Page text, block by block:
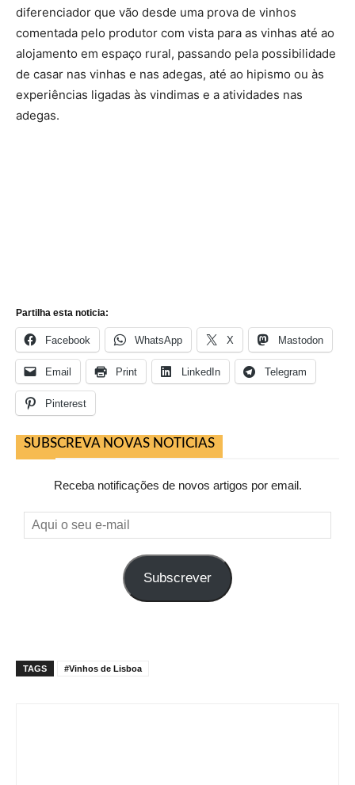
diferenciador que vão desde uma prova de vinhos
comentada pelo produtor com vista para as vinhas até ao
alojamento em espaço rural, passando pela possibilidade
de casar nas vinhas e nas adegas, até ao hipismo ou às
experiências ligadas às vindimas e a atividades nas
adegas.
Partilha esta noticia:
Facebook WhatsApp X Mastodon
Email Print LinkedIn Telegram
Pinterest
SUBSCREVA NOVAS NOTICIAS
Receba notificações de novos artigos por email.
Aqui
o
Subscrever
TAGS #Vinhos de Lisboa